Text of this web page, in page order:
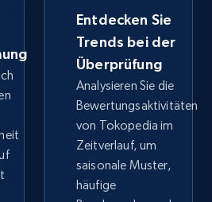
by category
Seller name, Seller rating,
Root category, and
Jetzt anfangen
Entdecken Sie
Trends bei der
Überprüfung
Analysieren Sie die
Bewertungsaktivitäten
von Tokopedia im
Zeitverlauf, um
saisonale Muster,
häufige